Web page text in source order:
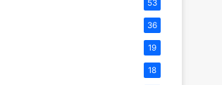
53
36
19
18